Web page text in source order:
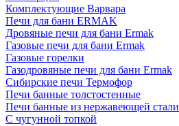
Комплектующие Варвара
Печи для бани ERMAK
Дровяные печи для бани Ermak
Газовые печи для бани Ermak
Газовые горелки
Газодровяные печи для бани Ermak
Сибирские печи Термофор
Печи банные толстостенные
Печи банные из нержавеющей стали
С чугунной топкой